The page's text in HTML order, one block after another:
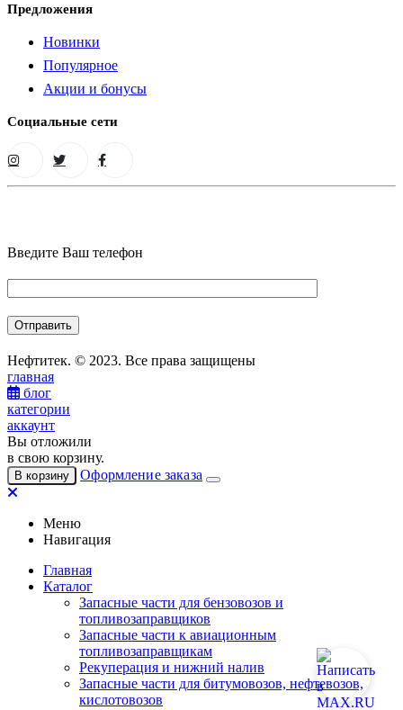
Предложения
Новинки
Популярное
Акции и бонусы
Социальные сети
Введите Ваш телефон
Нефтитек. © 2023. Все права защищены
главная
блог
категории
аккаунт
Вы отложили
в свою корзину.
В корзину Оформление заказа
Меню
Навигация
Главная
Каталог
Запасные части для бензовозов и
топливозаправщиков
Запасные части к авиационным
топливозаправщикам
Рекуперация и нижний налив
Запасные части для битумовозов, нефтевозов,
кислотовозов